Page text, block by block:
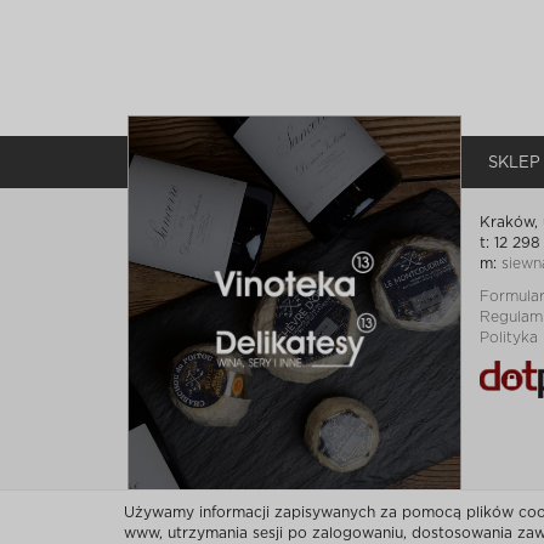
Kraków,
t: 12
m:
Polityka
Używamy informacji zapisywanych za pomocą plików
www, utrzymania sesji po zalogowaniu, dostosowania